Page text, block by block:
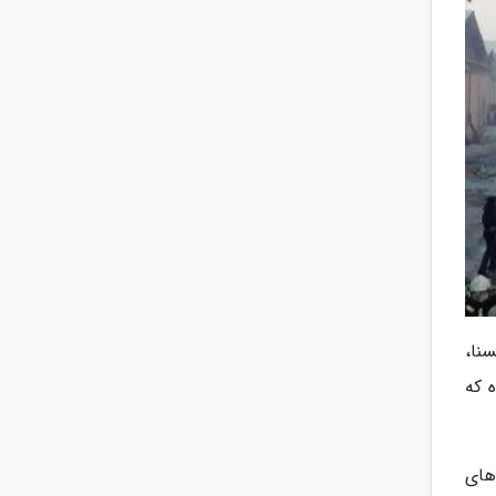
ایسنا،
که
های